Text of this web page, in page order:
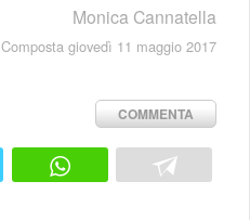
Monica Cannatella
Composta giovedì 11 maggio 2017
COMMENTA